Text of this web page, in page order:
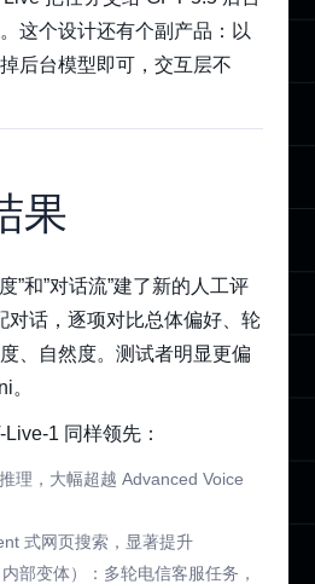
这个设计还有个副产品：以
后台模型即可，交互层不
果
”和”对话流”建了新的人工评
对话，逐项对比总体偏好、轮
、自然度。测试者明显更偏
。
1 同样领先：
理，大幅超越 Advanced Voice
式网页搜索，显著提升
部变体）：多轮电信客服任务，